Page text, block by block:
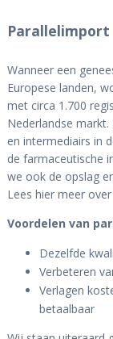
Parallelimport
Wanneer een
Europese landen,
met circa 1.700
Nederlandse
en intermediairs in
de farmaceutische
we ook de opslag
Lees hier meer
Voordelen van
Dezelfde
Verbeteren
Verlagen
betaalbaar